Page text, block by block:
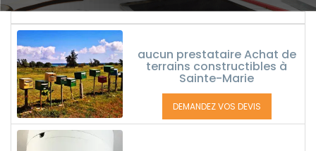
aucun prestataire Achat de
terrains constructibles à
Sainte-Marie
DEMANDEZ VOS DEVIS